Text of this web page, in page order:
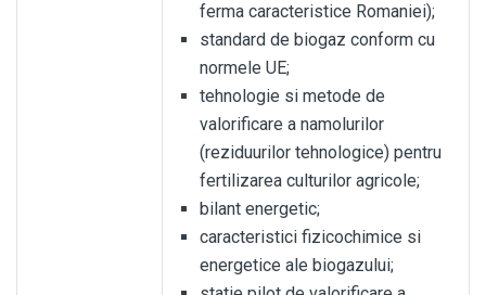
ferma caracteristice Romaniei);
standard de biogaz conform cu
normele UE;
tehnologie si metode de
valorificare a namolurilor
(reziduurilor tehnologice) pentru
fertilizarea culturilor agricole;
bilant energetic;
caracteristici fizicochimice si
energetice ale biogazului;